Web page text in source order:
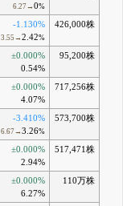
6.27→ 0%
-1.130%
3.55→ 2.42%
426,000株
±0.000%
0.54%
95,200株
±0.000%
4.07%
717,256株
-3.410%
6.67→ 3.26%
573,700株
±0.000%
2.94%
517,471株
±0.000%
6.27%
110万株